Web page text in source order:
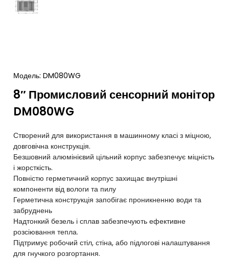
Модель: DM080WG
8″ Промисловий сенсорний монітор
DM080WG
Створений для використання в машинному класі з міцною,
довговічна конструкція.
Безшовний алюмінієвий цільний корпус забезпечує міцність
і жорсткість.
Повністю герметичний корпус захищає внутрішні
компоненти від вологи та пилу
Герметична конструкція запобігає проникненню води та
забруднень
Надтонкий безель і сплав забезпечують ефективне
розсіювання тепла.
Підтримує робочий стіл, стіна, або підлогові налаштування
для гнучкого розгортання.